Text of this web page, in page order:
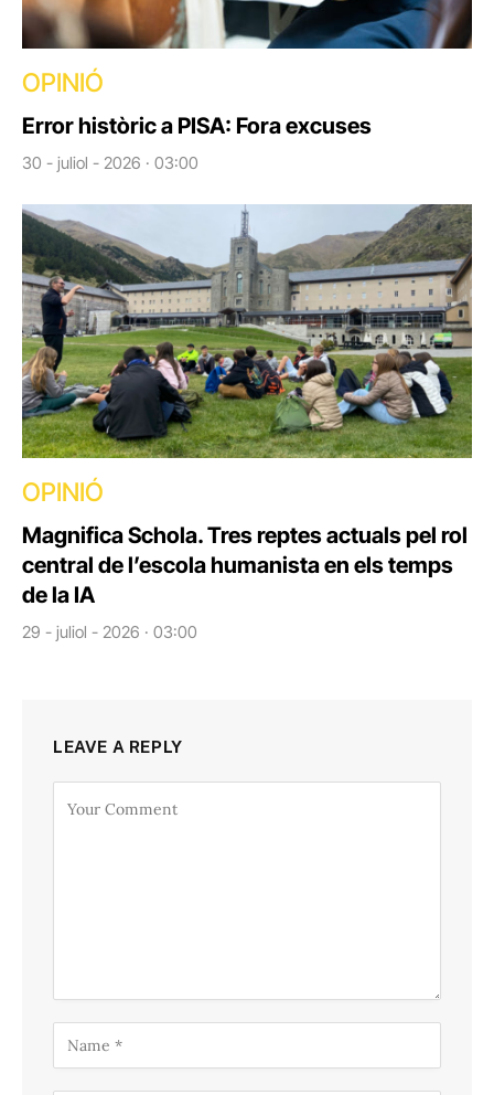
OPINIÓ
Error històric a PISA: Fora excuses
30 - juliol - 2026 · 03:00
OPINIÓ
Magnifica Schola. Tres reptes actuals pel rol
central de l’escola humanista en els temps
de la IA
29 - juliol - 2026 · 03:00
LEAVE A REPLY